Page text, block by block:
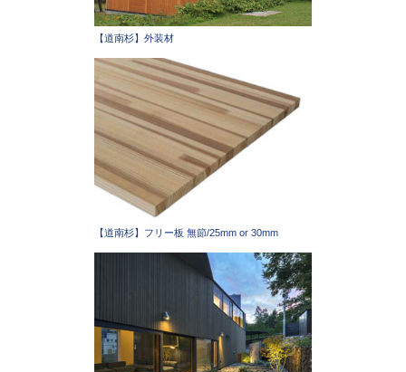
【道南杉】外装材
【道南杉】フリー板 無節/25mm or 30mm